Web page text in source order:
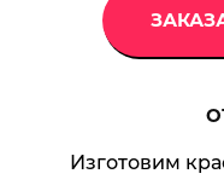
Изготовим